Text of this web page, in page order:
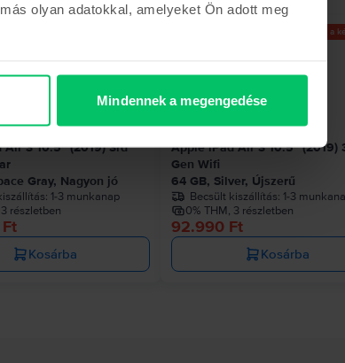
olyan adatokkal, amelyeket Ön adott meg
Mindennek a megengedése
Air 3 10.5" (2019) 3rd
Gray, Nagyon jó
1-3 munkanap
részletben
Kosárba
Az utolsó a
Apple iPad Air 3 10.5" (2019)
Gen Wifi
64 GB, Silver, Újszerű
Becsült kiszállítás: 1-3
0% THM, 3 részletben
92.990 Ft
Kosárba